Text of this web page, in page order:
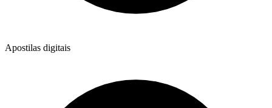
Apostilas digitais